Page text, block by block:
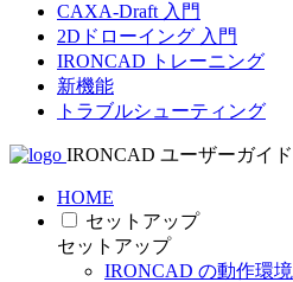
CAXA-Draft 入門
2Dドローイング 入門
IRONCAD トレーニング
新機能
トラブルシューティング
IRONCAD ユーザーガイド
HOME
セットアップ
セットアップ
IRONCAD の動作環境